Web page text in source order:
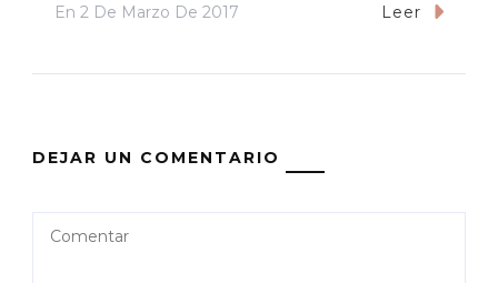
En 2 De Marzo De 2017 Leer
DEJAR UN COMENTARIO